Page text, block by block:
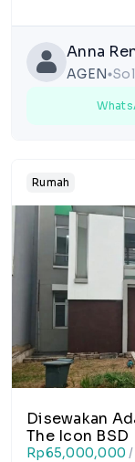
Anna
AGEN lens
Rumah
Disewakan
The Icon BSD
Rp65,000,000